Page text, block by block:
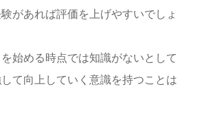
があれば評価を上げやすいでしょ
始める時点では知識がないとして
て向上していく意識を持つことは